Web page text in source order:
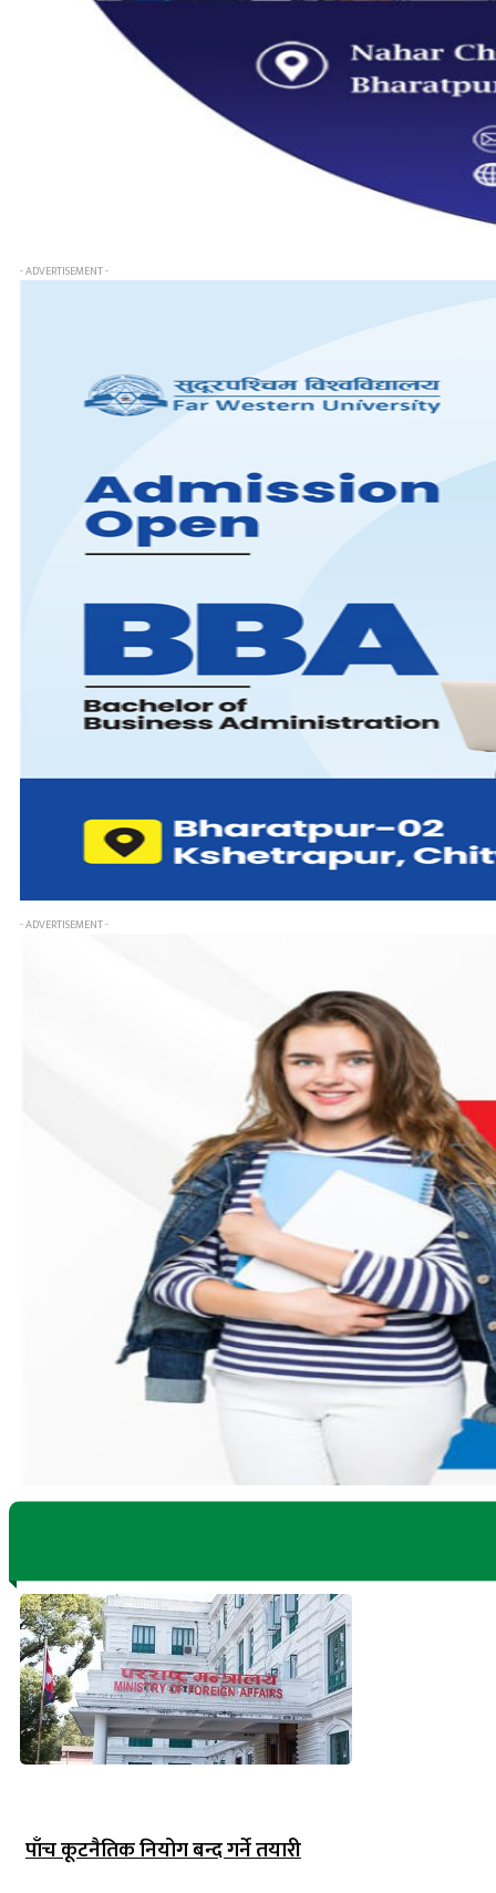
- ADVERTISEMENT -
- ADVERTISEMENT -
पाँच कूटनैतिक नियोग बन्द गर्ने तयारी